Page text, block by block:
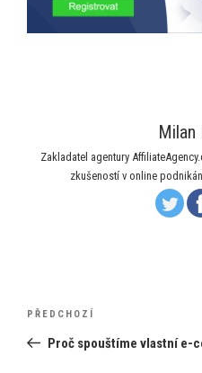
Milan
Zakladatel agentury
zkušeností v online
Navigace
příspěvek
Předchozí
příspěvek
PŘEDCHOZÍ
Proč spouštíme vlastní e-